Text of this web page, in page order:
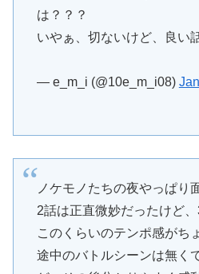
は？？？
いやぁ、切ないけど、良い
— e_m_i (@10e_m_i08)
ノケモノたちの夜やっぱり
2話は正直微妙だったけど
このくらいのテンポ感がち
途中のバトルシーンは無く